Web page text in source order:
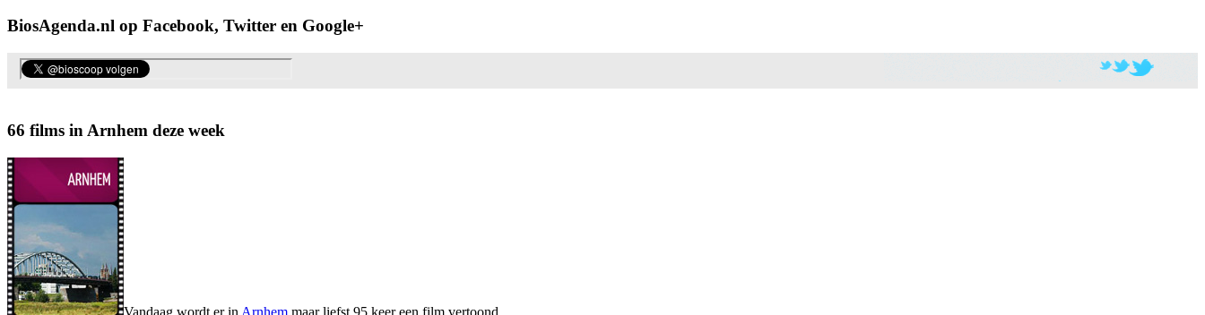
BiosAgenda.nl op Facebook, Twitter en Google+
66 films in Arnhem deze week